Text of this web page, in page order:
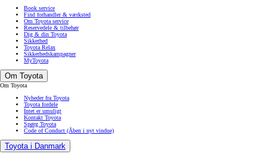
Book service
Find forhandler & værksted
Om Toyota service
Reservedele & tilbehør
Dig & din Toyota
Sikkerhed
Toyota Relax
Sikkerhedskampagner
MyToyota
Om Toyota
Om Toyota
Nyheder fra Toyota
Toyota fordele
Intet er umuligt
Kontakt Toyota
Spørg Toyota
Code of Conduct (Åben i nyt vindue)
Toyota i Danmark